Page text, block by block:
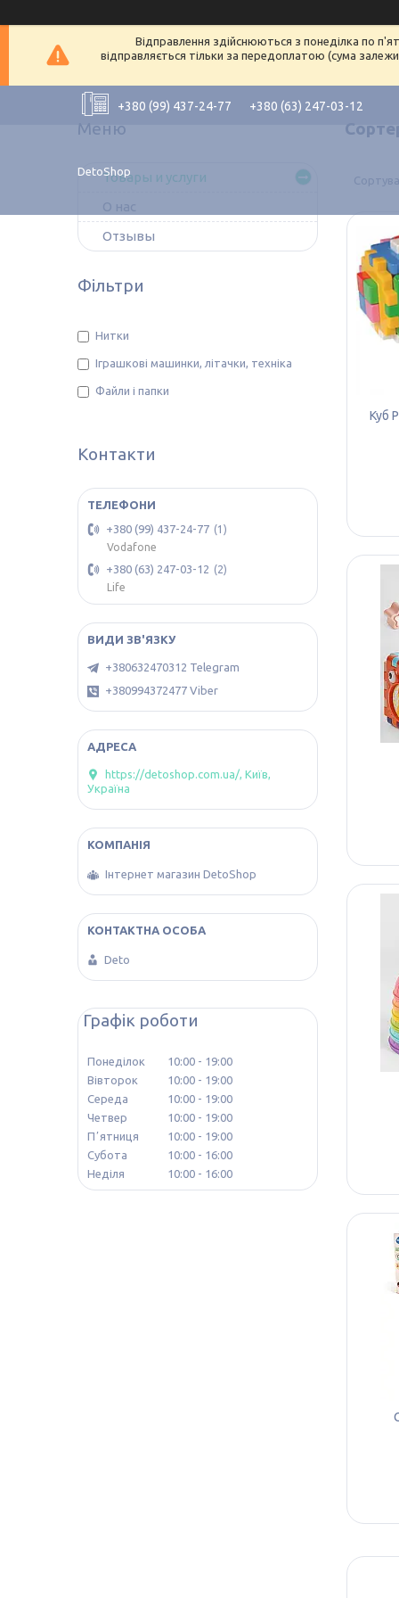
Відправлення здійснюються з понеділка по
відправляється тільки за передоплатою (сума
+380 (99) 437-24-77 +380 (63) 247-03-12
DetoShop
Куб
Товары и услуги
О нас
Отзывы
Фільтри
Нитки
Іграшкові машинки, літачки, техніка
Файли і папки
Контакти
+380 (99) 437-24-77
1
Vodafone
+380 (63) 247-03-12
2
Life
+380632470312 Telegram
+380994372477 Viber
https://detoshop.com.ua/, Київ,
Україна
Інтернет магазин DetoShop
Deto
Графік роботи
Понеділок 10:00
19:00
Вівторок
10:00
19:00
Середа
10:00
19:00
Четвер
10:00
19:00
Пʼятниця
10:00
19:00
Субота
10:00
16:00
Неділя
10:00 16:00